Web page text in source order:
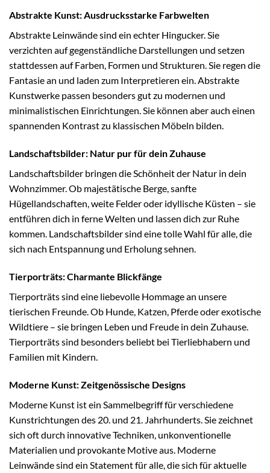
Abstrakte Kunst: Ausdrucksstarke Farbwelten
Abstrakte Leinwände sind ein echter Hingucker. Sie
verzichten auf gegenständliche Darstellungen und setzen
stattdessen auf Farben, Formen und Strukturen. Sie regen die
Fantasie an und laden zum Interpretieren ein. Abstrakte
Kunstwerke passen besonders gut zu modernen und
minimalistischen Einrichtungen. Sie können aber auch einen
spannenden Kontrast zu klassischen Möbeln bilden.
Landschaftsbilder: Natur pur für dein Zuhause
Landschaftsbilder bringen die Schönheit der Natur in dein
Wohnzimmer. Ob majestätische Berge, sanfte
Hügellandschaften, weite Felder oder idyllische Küsten – sie
entführen dich in ferne Welten und lassen dich zur Ruhe
kommen. Landschaftsbilder sind eine tolle Wahl für alle, die
sich nach Entspannung und Erholung sehnen.
Tierporträts: Charmante Blickfänge
Tierporträts sind eine liebevolle Hommage an unsere
tierischen Freunde. Ob Hunde, Katzen, Pferde oder exotische
Wildtiere – sie bringen Leben und Freude in dein Zuhause.
Tierporträts sind besonders beliebt bei Tierliebhabern und
Familien mit Kindern.
Moderne Kunst: Zeitgenössische Designs
Moderne Kunst ist ein Sammelbegriff für verschiedene
Kunstrichtungen des 20. und 21. Jahrhunderts. Sie zeichnet
sich oft durch innovative Techniken, unkonventionelle
Materialien und provokante Motive aus. Moderne
Leinwände sind ein Statement für alle, die sich für aktuelle